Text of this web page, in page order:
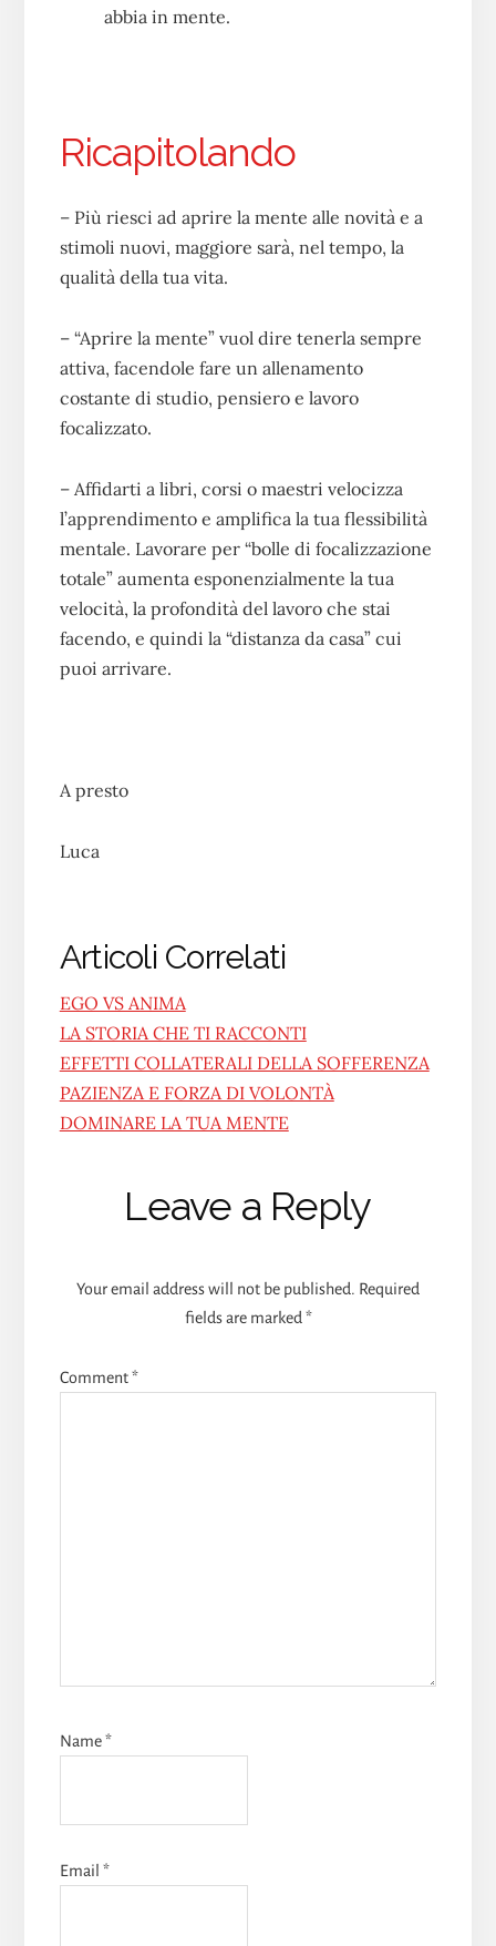
abbia in mente.
Ricapitolando
– Più riesci ad aprire la mente alle novità e a
stimoli nuovi, maggiore sarà, nel tempo, la
qualità della tua vita.
– “Aprire la mente” vuol dire tenerla sempre
attiva, facendole fare un allenamento
costante di studio, pensiero e lavoro
focalizzato.
– Affidarti a libri, corsi o maestri velocizza
l’apprendimento e amplifica la tua flessibilità
mentale. Lavorare per “bolle di focalizzazione
totale” aumenta esponenzialmente la tua
velocità, la profondità del lavoro che stai
facendo, e quindi la “distanza da casa” cui
puoi arrivare.
A presto
Luca
Articoli Correlati
EGO VS ANIMA
LA STORIA CHE TI RACCONTI
EFFETTI COLLATERALI DELLA SOFFERENZA
PAZIENZA E FORZA DI VOLONTÀ
DOMINARE LA TUA MENTE
Interactions
Leave a Reply
Your email address will not be published. Required
fields are marked *
Comment*
Name*
Email *